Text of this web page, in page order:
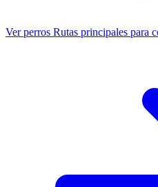
Ver perros Rutas principales para